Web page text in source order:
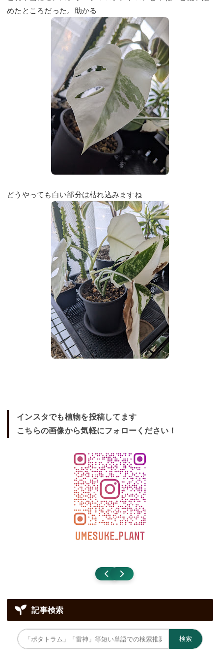
めたところだった。助かる
どうやっても白い部分は枯れ込みますね
インスタでも植物を投稿してます
こちらの画像から気軽にフォローください！
記事検索
検索